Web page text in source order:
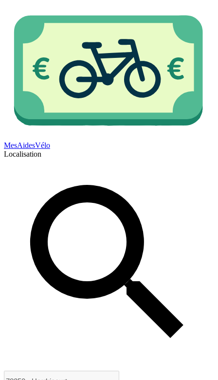
MesAidesVélo
Localisation